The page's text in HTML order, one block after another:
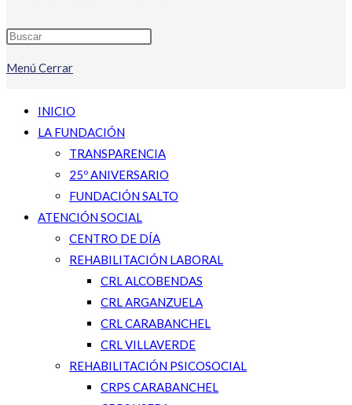
Menú Cerrar
INICIO
LA FUNDACIÓN
TRANSPARENCIA
25º ANIVERSARIO
FUNDACIÓN SALTO
ATENCIÓN SOCIAL
CENTRO DE DÍA
REHABILITACIÓN LABORAL
CRL ALCOBENDAS
CRL ARGANZUELA
CRL CARABANCHEL
CRL VILLAVERDE
REHABILITACIÓN PSICOSOCIAL
CRPS CARABANCHEL